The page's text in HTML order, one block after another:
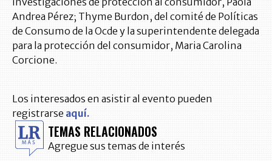
Andrea Pérez; Thyme Burdon, del comité de Políticas
de Consumo de la Ocde y la superintendente delegada
para la protección del consumidor, Maria Carolina
Corcione.
Los interesados en asistir al evento pueden
registrarse aquí.
TEMAS RELACIONADOS
Agregue sus temas de interés